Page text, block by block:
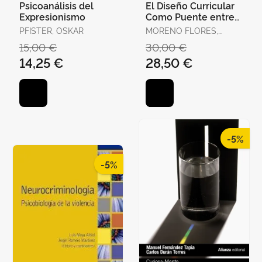
Psicoanálisis del
Expresionismo
PFISTER, OSKAR
15,00 €
14,25 €
El Diseño Curricular
Como Puente entre
Universidad y
MORENO FLORES,
30,00 €
28,50 €
-5%
-5%